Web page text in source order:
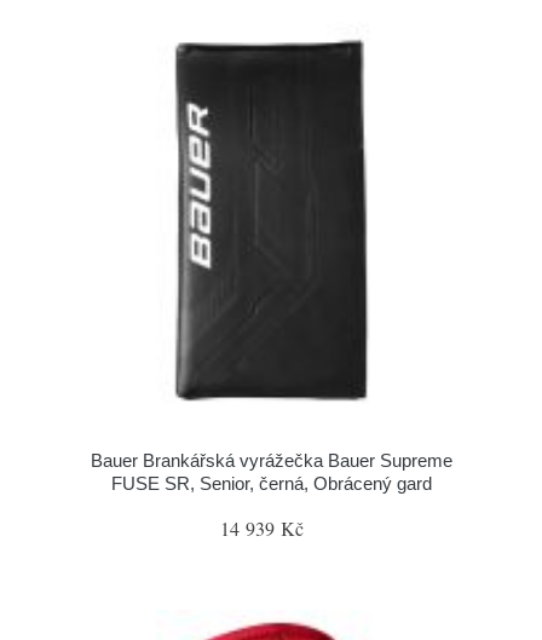
Bauer Brankářská vyrážečka Bauer Supreme
FUSE SR, Senior, černá, Obrácený gard
14 939 Kč